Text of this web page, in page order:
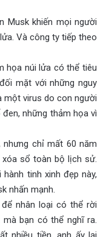
Musk khiến mọi người
Và công ty tiếp theo
họa núi lửa có thể tiêu
mặt với những nguy
một virus do con người
những thảm họa vì
nhưng chỉ mất 60 năm
sổ toàn bộ lịch sử.
tinh xinh đẹp này,
nhấn mạnh.
nhân loại có thể rời
bạn có thể nghĩ ra.